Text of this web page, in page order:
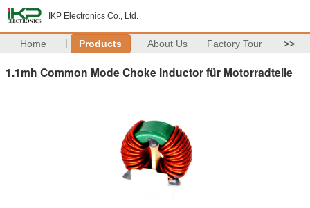
IKP Electronics Co., Ltd.
Home Products About Us Factory Tour >>
1.1mh Common Mode Choke Inductor für Motorradteile